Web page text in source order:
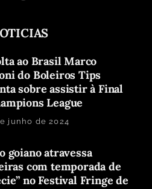
ao Brasil Marco
do Boleiros Tips
sobre assistir à Final
League
junho de 2024
goiano atravessa
com temporada de
no Festival Fringe de